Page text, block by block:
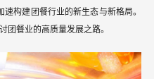
构建团餐行业的新生态与新格局。
团餐业的高质量发展之路。